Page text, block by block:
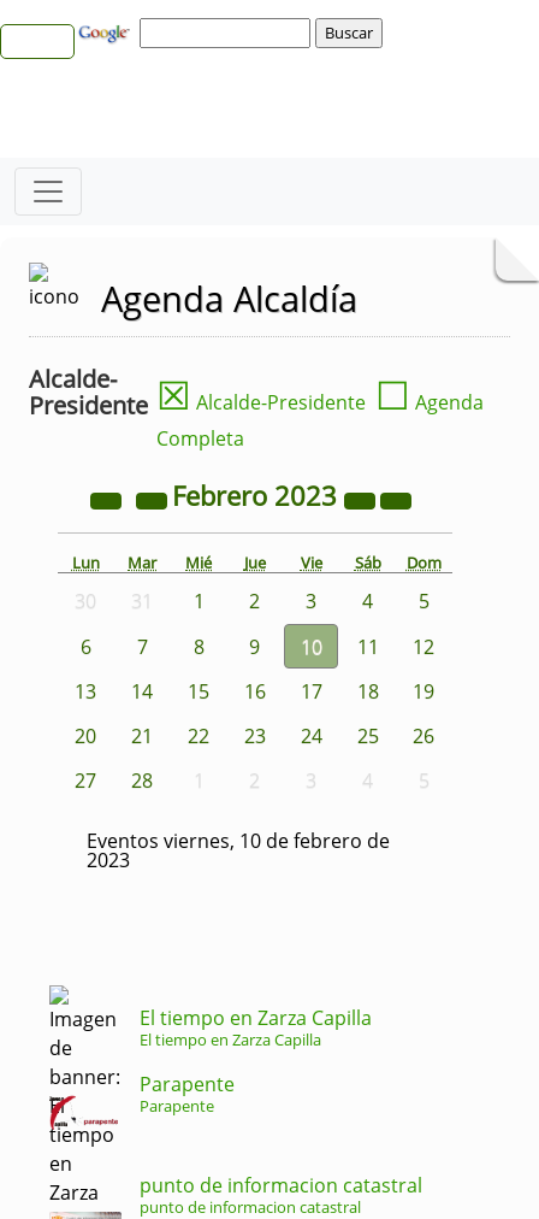
Agenda Alcaldía
Alcalde-
Presidente ☒ Alcalde-Presidente ☐ Agenda
Completa
Febrero 2023
Lun Mar Mié Jue Vie Sáb Dom
30 31 1 2 3 4
5
6
7 8 9 10 11
12
13
14 15 16 17 18
19
20
21 22 23 24 25
26
27
28 1 2 3 4 5
Eventos viernes, 10 de febrero de
2023
El tiempo en Zarza Capilla
El tiempo en Zarza Capilla
Parapente
Parapente
punto de informacion catastral
punto de informacion catastral